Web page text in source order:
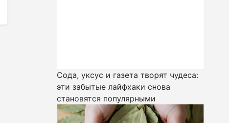
Сода, уксус и газета творят чудеса:
эти забытые лайфхаки снова
становятся популярными